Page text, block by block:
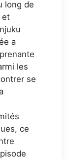
long de
et
a
les
se
ce